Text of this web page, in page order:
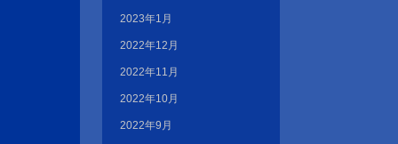
2023年1月
2022年12月
2022年11月
2022年10月
2022年9月